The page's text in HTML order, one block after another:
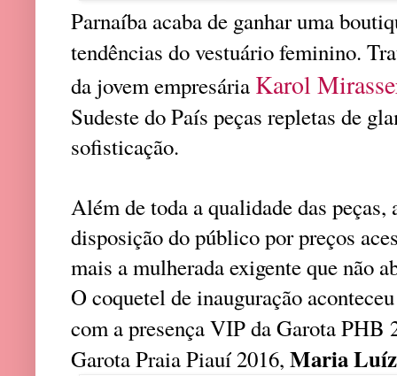
Parnaíba acaba de ganhar uma
tendências do vestuário feminino.
da jovem empresária Karol
Sudeste do País peças repletas de
sofisticação.
Além de toda a qualidade das peças,
disposição do público por preços
mais a mulherada exigente que não
O coquetel de inauguração
com a presença VIP da Garota PHB
Garota Praia Piauí 2016, Maria